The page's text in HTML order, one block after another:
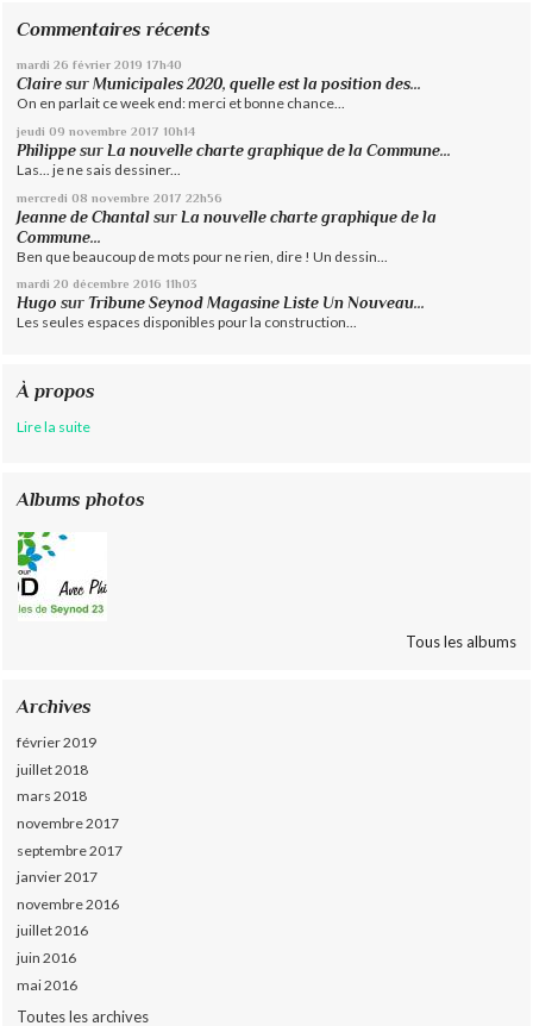
Commentaires récents
mardi 26 février 2019 17h40
Claire surMunicipales 2020, quelle est la position des...
On en parlait ce week end: merci et bonne chance...
jeudi 09 novembre 2017 10h14
Philippe sur La nouvelle charte graphique de la Commune...
Las... je ne sais dessiner...
mercredi 08 novembre 2017 22h56
Jeanne de Chantal sur La nouvelle charte graphique de la
Commune...
Ben que beaucoup de mots pour ne rien, dire ! Un dessin...
mardi 20 décembre 2016 11h03
Hugo surTribune Seynod Magasine Liste Un Nouveau...
Les seules espaces disponibles pour la construction...
À propos
Lire la suite
Albums photos
Tous les albums
Archives
février 2019
juillet 2018
mars 2018
novembre 2017
septembre 2017
janvier 2017
novembre 2016
juillet 2016
juin 2016
mai 2016
Toutes les archives